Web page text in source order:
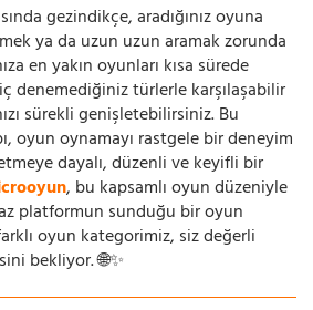
gezindikçe, aradığınız oyuna
ya da uzun uzun aramak zorunda
en yakın oyunları kısa sürede
denemediğiniz türlerle karşılaşabilir
sürekli genişletebilirsiniz. Bu
oyun oynamayı rastgele bir deneyim
dayalı, düzenli ve keyifli bir
, bu kapsamlı oyun düzeniyle
platformun sunduğu bir oyun
oyun kategorimiz, siz değerli
bekliyor. 🌐✨